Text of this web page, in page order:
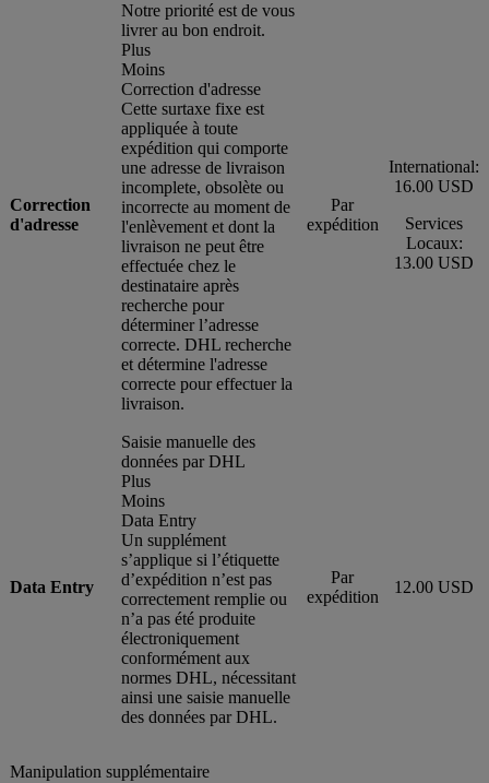
Correction
d'adresse
Notre priorité est de vous
livrer au bon endroit.
Plus
Moins
Correction d'adresse
Cette surtaxe fixe est
appliquée à toute
expédition qui comporte
une adresse de livraison
incomplete, obsolète ou
incorrecte au moment de
l'enlèvement et dont la
livraison ne peut être
effectuée chez le
destinataire après
recherche pour
déterminer l’adresse
correcte. DHL recherche
et détermine l'adresse
correcte pour effectuer la
livraison.
Par
expédition
International:
16.00 USD
Services
Locaux:
13.00 USD
Data Entry
Saisie manuelle des
données par DHL
Plus
Moins
Data Entry
Un supplément
s’applique si l’étiquette
d’expédition n’est pas
correctement remplie ou
n’a pas été produite
électroniquement
conformément aux
normes DHL, nécessitant
ainsi une saisie manuelle
des données par DHL.
Par
expédition
12.00 USD
Manipulation supplémentaire